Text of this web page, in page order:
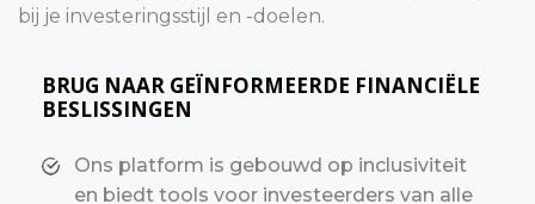
bij je investeringsstijl en -doelen.
BRUG NAAR GEÏNFORMEERDE FINANCIËLE
BESLISSINGEN
Ons platform is gebouwd op inclusiviteit
en biedt tools voor investeerders van alle